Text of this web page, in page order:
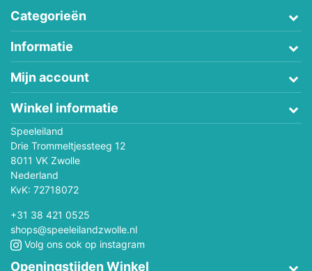
Categorieën
Informatie
Mijn account
Winkel informatie
Speeleiland
Drie Trommeltjessteeg 12
8011 VK Zwolle
Nederland
KvK: 72718072
+31 38 421 0525
shops@speeleilandzwolle.nl
Volg ons ook op instagram
Openingstijden Winkel